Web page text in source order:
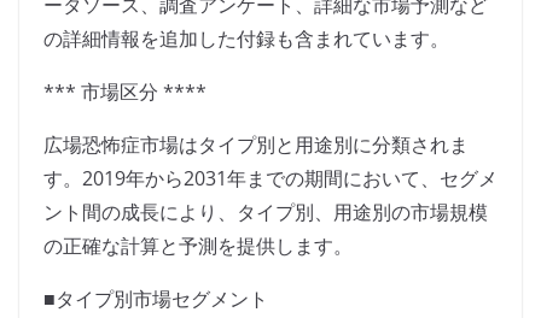
の詳細情報を追加した付録も含まれています。
*** 市場区分 ****
広場恐怖症市場はタイプ別と用途別に分類されま
す。2019年から2031年までの期間において、セグメ
ント間の成長により、タイプ別、用途別の市場規模
の正確な計算と予測を提供します。
■タイプ別市場セグメント